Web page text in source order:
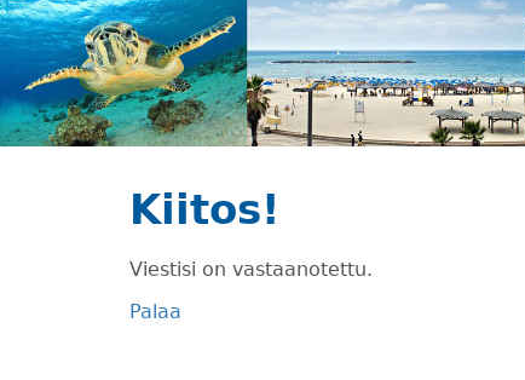
Kiitos!
Viestisi on vastaanotettu.
Palaa